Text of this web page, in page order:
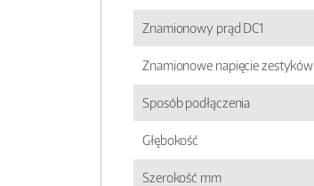
Znamionowy prąd DC1
Znamionowe napięcie zestyków
Sposób podłączenia
Głębokość
Szerokość mm